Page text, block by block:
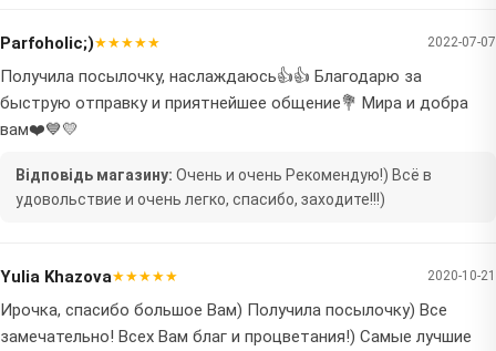
Parfoholic;)★★★★★ 2022-07-07
Получила посылочку, наслаждаюсь👍👍 Благодарю за
быструю отправку и приятнейшее общение💐 Мира и добра
вам❤️💙💛
Відповідь магазину: Очень и очень Рекомендую!) Всё в
удовольствие и очень легко, спасибо, заходите!!!)
Yulia Khazova★★★★★ 2020-10-21
Ирочка, спасибо большое Вам) Получила посылочку) Все
замечательно! Всех Вам благ и процветания!) Самые лучшие